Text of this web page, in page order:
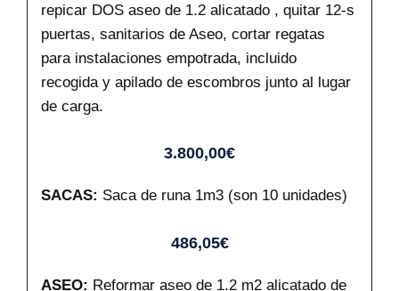
repicar DOS aseo de 1.2 alicatado , quitar 12-s
puertas, sanitarios de Aseo, cortar regatas
para instalaciones empotrada, incluido
recogida y apilado de escombros junto al lugar
de carga.
3.800,00€
SACAS: Saca de runa 1m3 (son 10 unidades)
486,05€
ASEO: Reformar aseo de 1.2 m2 alicatado de